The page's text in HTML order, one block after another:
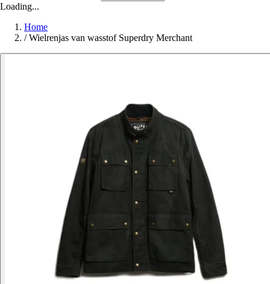
Loading...
Home
/ Wielrenjas van wasstof Superdry Merchant